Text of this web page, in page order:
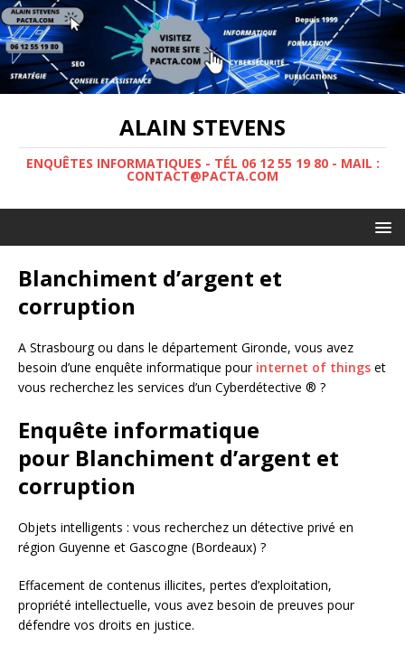
ALAIN STEVENS
ENQUÊTES INFORMATIQUES - TÉL 06 12 55 19 80 - MAIL :
CONTACT@PACTA.COM
Blanchiment d’argent et
corruption
A Strasbourg ou dans le département Gironde, vous avez
besoin d’une enquête informatique pour internet of things et
vous recherchez les services d’un Cyberdétective ® ?
Enquête informatique
pour Blanchiment d’argent et
corruption
Objets intelligents : vous recherchez un détective privé en
région Guyenne et Gascogne (Bordeaux) ?
Effacement de contenus illicites, pertes d’exploitation,
propriété intellectuelle, vous avez besoin de preuves pour
défendre vos droits en justice.